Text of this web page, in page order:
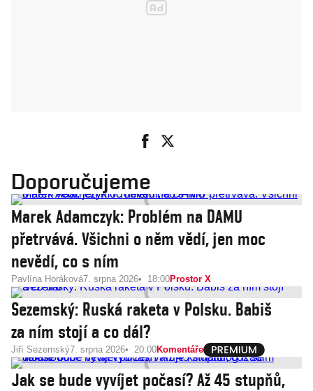
Doporučujeme
Marek Adamczyk: Problém na DAMU
přetrvává. Všichni o něm vědí, jen moc
nevědí, co s ním
Pavlína Horáková7. srpna 2026 18:00Prostor X
Sezemský: Ruská raketa v Polsku. Babiš
za ním stojí a co dál?
Jiří Sezemský7. srpna 2026 20:00Komentáře
Jak se bude vyvíjet počasí? Až 45 stupňů,